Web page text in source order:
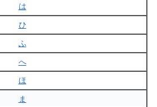
は
ひ
ふ
へ
ほ
ま